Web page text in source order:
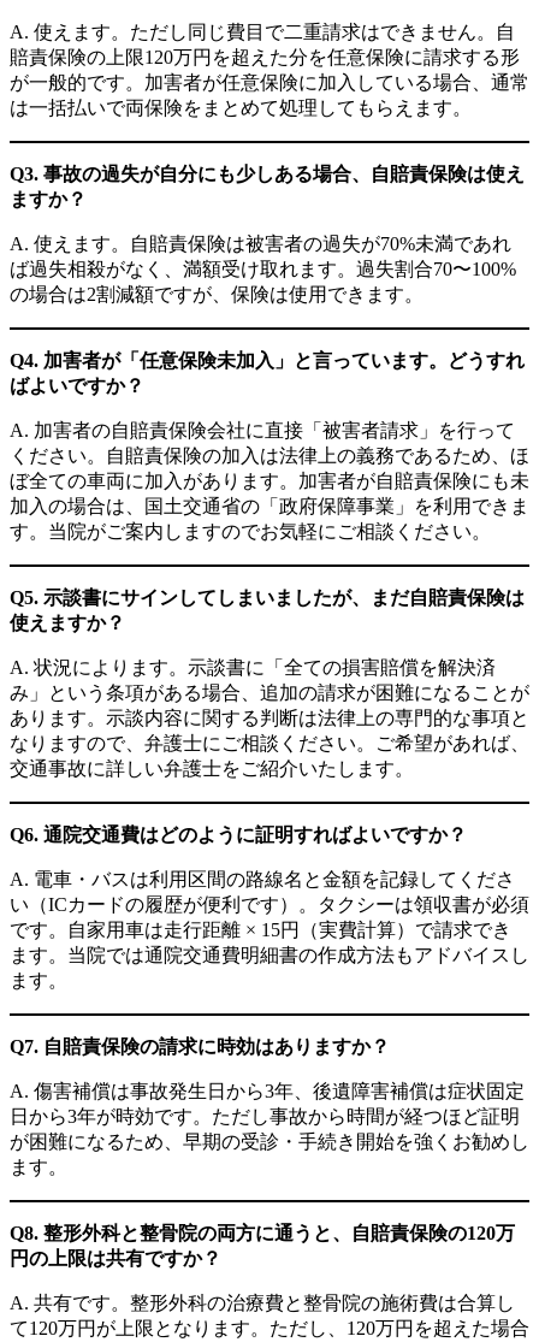
A. 使えます。ただし同じ費目で二重請求はできません。自
賠責保険の上限120万円を超えた分を任意保険に請求する形
が一般的です。加害者が任意保険に加入している場合、通常
は一括払いで両保険をまとめて処理してもらえます。
Q3. 事故の過失が自分にも少しある場合、自賠責保険は使え
ますか？
A. 使えます。自賠責保険は被害者の過失が70%未満であれ
ば過失相殺がなく、満額受け取れます。過失割合70〜100%
の場合は2割減額ですが、保険は使用できます。
Q4. 加害者が「任意保険未加入」と言っています。どうすれ
ばよいですか？
A. 加害者の自賠責保険会社に直接「被害者請求」を行って
ください。自賠責保険の加入は法律上の義務であるため、ほ
ぼ全ての車両に加入があります。加害者が自賠責保険にも未
加入の場合は、国土交通省の「政府保障事業」を利用できま
す。当院がご案内しますのでお気軽にご相談ください。
Q5. 示談書にサインしてしまいましたが、まだ自賠責保険は
使えますか？
A. 状況によります。示談書に「全ての損害賠償を解決済
み」という条項がある場合、追加の請求が困難になることが
あります。示談内容に関する判断は法律上の専門的な事項と
なりますので、弁護士にご相談ください。ご希望があれば、
交通事故に詳しい弁護士をご紹介いたします。
Q6. 通院交通費はどのように証明すればよいですか？
A. 電車・バスは利用区間の路線名と金額を記録してくださ
い（ICカードの履歴が便利です）。タクシーは領収書が必須
です。自家用車は走行距離 × 15円（実費計算）で請求でき
ます。当院では通院交通費明細書の作成方法もアドバイスし
ます。
Q7. 自賠責保険の請求に時効はありますか？
A. 傷害補償は事故発生日から3年、後遺障害補償は症状固定
日から3年が時効です。ただし事故から時間が経つほど証明
が困難になるため、早期の受診・手続き開始を強くお勧めし
ます。
Q8. 整形外科と整骨院の両方に通うと、自賠責保険の120万
円の上限は共有ですか？
A. 共有です。整形外科の治療費と整骨院の施術費は合算し
て120万円が上限となります。ただし、120万円を超えた場合